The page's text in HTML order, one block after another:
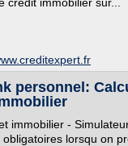
personnel:
immobilier -
obligatoires lorsqu on